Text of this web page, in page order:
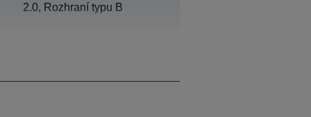
2.0, Rozhraní typu B